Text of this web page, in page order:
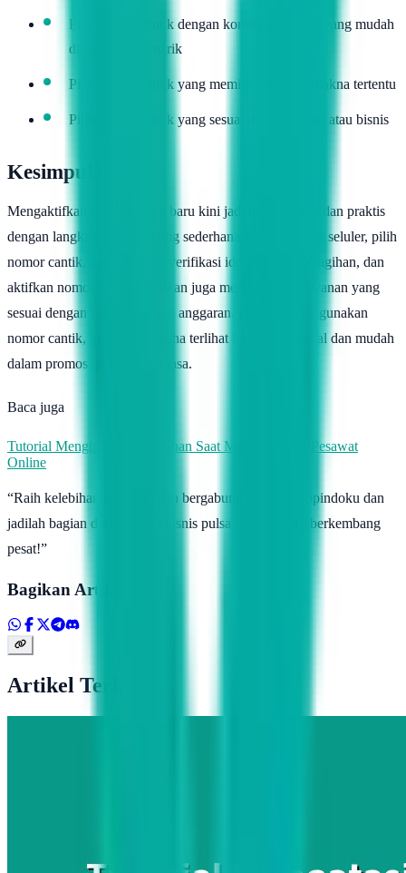
Pilih nomor cantik dengan kombinasi angka yang mudah
diingat dan menarik
Pilih nomor cantik yang memiliki arti atau makna tertentu
Pilih nomor cantik yang sesuai dengan brand atau bisnis
Kesimpulan
Mengaktifkan nomor cantik baru kini jadi lebih mudah dan praktis
dengan langkah-langkah yang sederhana. Pilih operator seluler, pilih
nomor cantik, daftar online, verifikasi identitas, bayar tagihan, dan
aktifkan nomor cantik. Pastikan juga memilih paket layanan yang
sesuai dengan kebutuhan dan anggaran. Dengan menggunakan
nomor cantik, bisnis atau usaha terlihat lebih profesional dan mudah
dalam promosi produk atau jasa.
Baca juga
Tutorial Menghindari Kesalahan Saat Membeli Tiket Pesawat
Online
“Raih kelebihan besar dengan bergabung bersama Topindoku dan
jadilah bagian dari revolusi bisnis pulsa yang sedang berkembang
pesat!”
Bagikan Artikel
Artikel Terkait